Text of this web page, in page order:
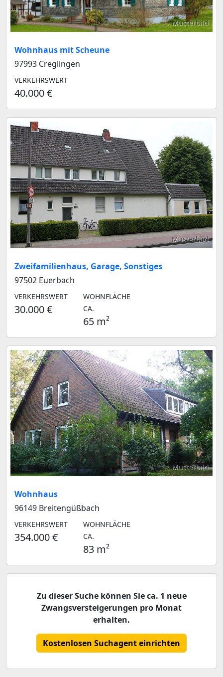
Musterbild
Wohnhaus mit Scheune
97993 Creglingen
VERKEHRSWERT
40.000 €
Musterbild
Zweifamilienhaus, Garage, Sonstiges
97502 Euerbach
VERKEHRSWERT
30.000 €
WOHNFLÄCHE
CA.
65 m²
Musterbild
Wohnhaus
96149 Breitengüßbach
VERKEHRSWERT
354.000 €
WOHNFLÄCHE
CA.
83 m²
Zu dieser Suche können Sie ca. 1 neue
Zwangsversteigerungen pro Monat
erhalten.
Kostenlosen Suchagent einrichten